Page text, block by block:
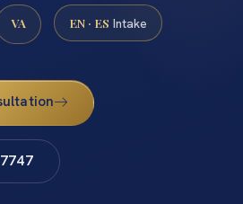
VA EN · ES Intake